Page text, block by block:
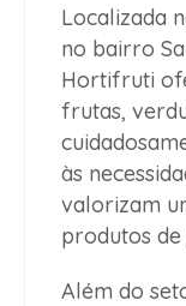
Localizada
no bairro
Hortifruti
frutas,
às
valorizam
produtos
Além do